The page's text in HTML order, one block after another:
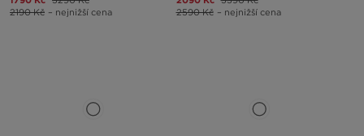
2190 Kč – nejnižší cena
2590 Kč – nejnižší cena